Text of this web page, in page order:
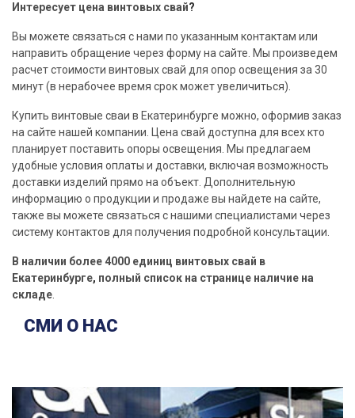
Интересует цена винтовых свай?
Вы можете связаться с нами по указанным контактам или
направить обращение через формуна сайте . Мы произведем
расчет стоимости винтовыхсвай для опор освещения за 30
минут (в нерабочее время срок может увеличиться).
Купить винтовые сваи в Екатеринбурге можно, оформив заказ
на сайте нашей компании . Цена свай доступна для всех кто
планирует поставить опоры освещения. Мы предлагаем
удобные условия оплаты и доставки, включая возможность
доставки изделий прямо на объект . Дополнительную
информацию о продукции и продаже вы найдете на сайте,
также вы можете связаться с нашими специалистами через
системуконтактов для получения подробной консультации
В наличии более 4000 единиц винтовых свай в
Екатеринбурге, полный список на странице наличие на
складе
СМИ О НАС